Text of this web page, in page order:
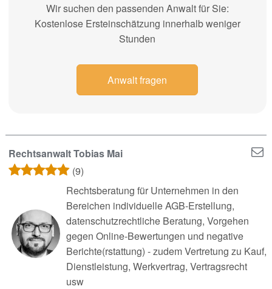
Wir suchen den passenden Anwalt für Sie:
Kostenlose Ersteinschätzung innerhalb weniger
Stunden
Anwalt fragen
Rechtsanwalt Tobias Mai
(9)
Rechtsberatung für Unternehmen in den
Bereichen individuelle AGB-Erstellung,
datenschutzrechtliche Beratung, Vorgehen
gegen Online-Bewertungen und negative
Berichte(rstattung) - zudem Vertretung zu Kauf,
Dienstleistung, Werkvertrag, Vertragsrecht
usw